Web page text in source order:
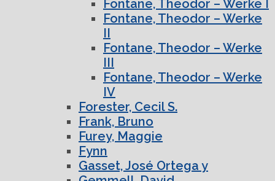
Fontane, Theodor – Werke I
Fontane, Theodor – Werke
II
Fontane, Theodor – Werke
III
Fontane, Theodor – Werke
IV
Forester, Cecil S.
Frank, Bruno
Furey, Maggie
Fynn
Gasset, José Ortega y